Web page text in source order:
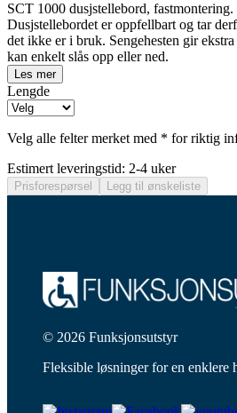
SCT 1000 dusjstellebord, fastmontering.
Dusjstellebordet er oppfellbart og tar
det ikke er i bruk. Sengehesten gir
kan enkelt slås opp eller ned.
Les mer
Lengde
Velg alle felter merket med * for riktig
Estimert leveringstid: 2-4 uker
Prisforespørsel Legg til ønskeliste
© 2026 Funksjonsutstyr
Fleksible løsninger for en enklere